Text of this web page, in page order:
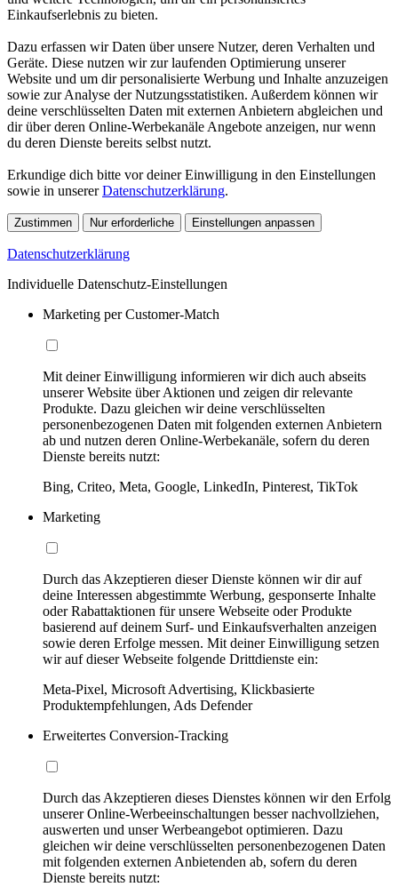
Einkaufserlebnis zu bieten.
Dazu erfassen wir Daten über unsere Nutzer, deren Verhalten und
Geräte. Diese nutzen wir zur laufenden Optimierung unserer
Website und um dir personalisierte Werbung und Inhalte anzuzeigen
sowie zur Analyse der Nutzungsstatistiken. Außerdem können wir
deine verschlüsselten Daten mit externen Anbietern abgleichen und
dir über deren Online-Werbekanäle Angebote anzeigen, nur wenn
du deren Dienste bereits selbst nutzt.
Erkundige dich bitte vor deiner Einwilligung in den Einstellungen
sowie in unsererDatenschutzerklärung.
Zustimmen Nur erforderliche Einstellungen anpassen
Datenschutzerklärung
Individuelle Datenschutz-Einstellungen
Marketing per Customer-Match
Mit deiner Einwilligung informieren wir dich auch abseits
unserer Website über Aktionen und zeigen dir relevante
Produkte. Dazu gleichen wir deine verschlüsselten
personenbezogenen Daten mit folgenden externen Anbietern
ab und nutzen deren Online-Werbekanäle, sofern du deren
Dienste bereits nutzt:
Bing, Criteo, Meta, Google, LinkedIn, Pinterest, TikTok
Marketing
Durch das Akzeptieren dieser Dienste können wir dir auf
deine Interessen abgestimmte Werbung, gesponserte Inhalte
oder Rabattaktionen für unsere Webseite oder Produkte
basierend auf deinem Surf- und Einkaufsverhalten anzeigen
sowie deren Erfolge messen. Mit deiner Einwilligung setzen
wir auf dieser Webseite folgende Drittdienste ein:
Meta-Pixel, Microsoft Advertising, Klickbasierte
Produktempfehlungen, Ads Defender
Erweitertes Conversion-Tracking
Durch das Akzeptieren dieses Dienstes können wir den Erfolg
unserer Online-Werbeeinschaltungen besser nachvollziehen,
auswerten und unser Werbeangebot optimieren. Dazu
gleichen wir deine verschlüsselten personenbezogenen Daten
mit folgenden externen Anbietenden ab, sofern du deren
Dienste bereits nutzt: